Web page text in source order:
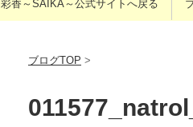
彩香～SAIKA～公式サイトへ戻る
ブログTOP >